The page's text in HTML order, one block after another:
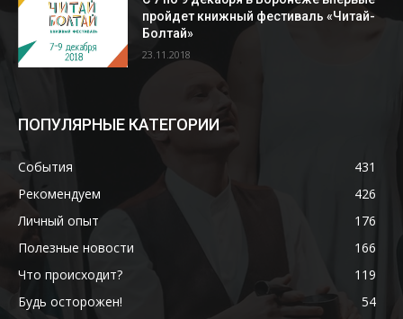
пройдет книжный фестиваль «Читай-
Болтай»
23.11.2018
ПОПУЛЯРНЫЕ КАТЕГОРИИ
События
431
Рекомендуем
426
Личный опыт
176
Полезные новости
166
Что происходит?
119
Будь осторожен!
54